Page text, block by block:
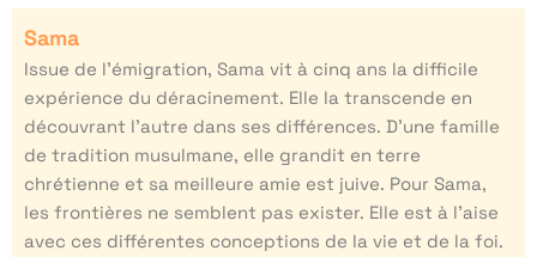
Sama
Issue de l’émigration, Sama vit à cinq ans la difficile
expérience du déracinement. Elle la transcende en
découvrant l’autre dans ses différences. D’une famille
de tradition musulmane, elle grandit en terre
chrétienne et sa meilleure amie est juive. Pour Sama,
les frontières ne semblent pas exister. Elle est à l’aise
avec ces différentes conceptions de la vie et de la foi.